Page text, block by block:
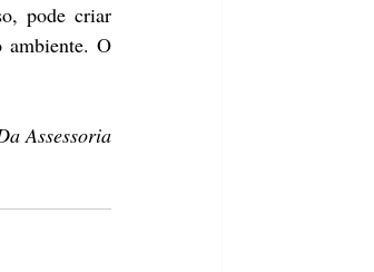
pode criar
O
Assessoria